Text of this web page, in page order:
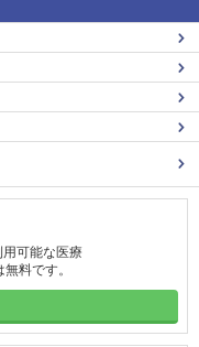
可能な医療
料です。